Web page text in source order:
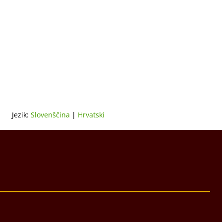
Jezik: Slovenščina | Hrvatski